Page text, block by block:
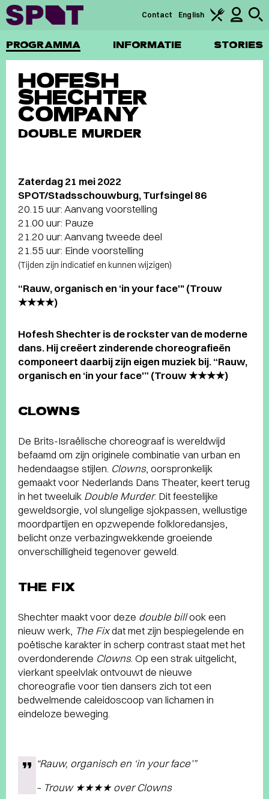
PROGRAMMA INFORMATIE STORIES
Contact English
HOFESH
SHECHTER
COMPANY
DOUBLE MURDER
Zaterdag 21 mei 2022
SPOT/Stadsschouwburg, Turfsingel 86
20.15 uur: Aanvang voorstelling
21.00 uur: Pauze
21.20 uur: Aanvang tweede deel
21.55 uur: Einde voorstelling
(Tijden zijn indicatief en kunnen wijzigen)
“Rauw, organisch en ‘in your face'" (Trouw
★★★★)
Hofesh Shechter is de rockster van de moderne
dans. Hij creëert zinderende choreografieën
componeert daarbij zijn eigen muziek bij. “Rauw,
organisch en ‘in your face'” (Trouw ★★★★)
CLOWNS
De Brits-Israëlische choreograaf is wereldwijd
befaamd om zijn originele combinatie van urban en
hedendaagse stijlen. Clowns , oorspronkelijk
gemaakt voor Nederlands Dans Theater, keert terug
in het tweeluik Double Murder. Dit feestelijke
geweldsorgie, vol slungelige sjokpassen, wellustige
moordpartijen en opzwepende folkloredansjes,
belicht onze verbazingwekkende groeiende
onverschilligheid tegenover geweld.
THE FIX
Shechter maakt voor deze double billook een
nieuw werk, The Fixdat met zijn bespiegelende en
poëtische karakter in scherp contrast staat met het
overdonderende Clowns . Op een strak uitgelicht,
vierkant speelvlak ontvouwt de nieuwe
choreografie voor tien dansers zich tot een
bedwelmende caleidoscoop van lichamen in
eindeloze beweging.
“Rauw, organisch en ‘in your face’”
– Trouw ★★★★ overClowns